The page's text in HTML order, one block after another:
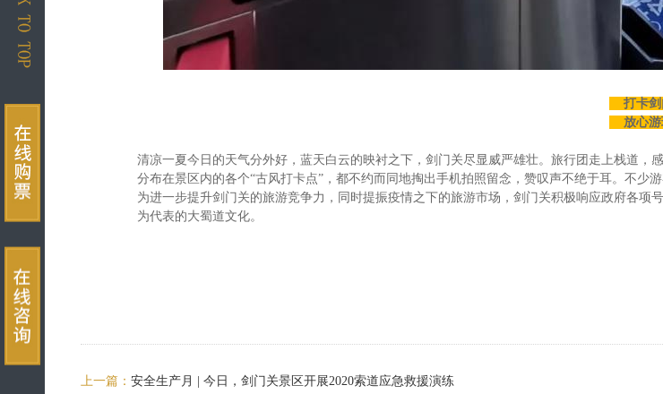
打卡
放心
清凉一夏今日的天气分外好，蓝天白云的映衬之下，剑门关尽显威严雄壮。旅行团走上栈道
分布在景区内的各个“古风打卡点”，都不约而同地掏出手机拍照留念，赞叹声不绝于耳。不少
为进一步提升剑门关的旅游竞争力，同时提振疫情之下的旅游市场，剑门关积极响应政府各
为代表的大蜀道文化。
上一篇：安全生产月 | 今日，剑门关景区开展2020索道应急救援演练